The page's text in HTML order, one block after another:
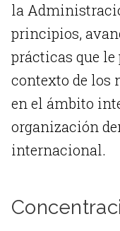
la
principios,
prácticas que
contexto de los
en el ámbito
organización
internacional.